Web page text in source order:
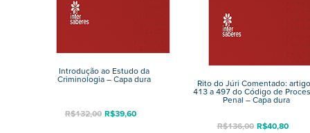
Introdução ao Estudo da
Criminologia – Capa dura
R$132,00 R$39,60
Rito do Júri Comentado:
413 a 497 do Código de
Penal – Capa dura
R$136,00 R$40,80